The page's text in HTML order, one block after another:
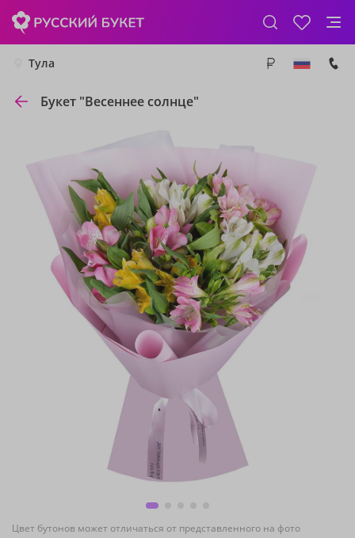
Тула
Букет "Весеннее солнце"
Цвет бутонов может отличаться от представленного на фото